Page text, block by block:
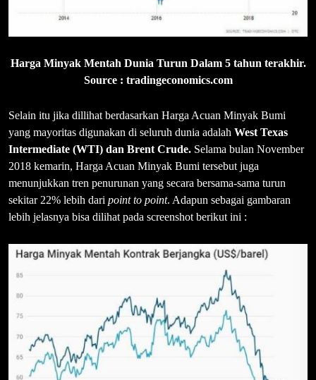
Harga Minyak Mentah Dunia Turun Dalam 5 tahun terakhir.
Source : tradingeconomics.com
Selain itu jika dillihat berdasarkan Harga Acuan Minyak Bumi
yang mayoritas digunakan di seluruh dunia adalah West Texas
Intermediate (WTI) dan Brent Crude. Selama bulan November
2018 kemarin, Harga Acuan Minyak Bumi tersebut juga
menunjukkan tren penurunan yang secara bersama-sama turun
sekitar 22% lebih dari point to point. Adapun sebagai gambaran
lebih jelasnya bisa dilihat pada screenshot berikut ini :